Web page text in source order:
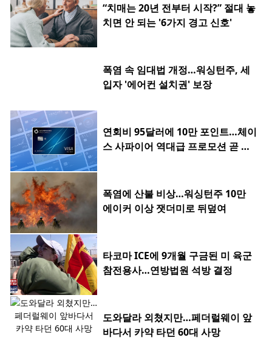
“치매는 20년 전부터 시작?” 절대 놓
치면 안 되는 '6가지 경고 신호'
폭염 속 임대법 개정…워싱턴주, 세
입자 '에어컨 설치권' 보장
연회비 95달러에 10만 포인트…체이
스 사파이어 역대급 프로모션 곧 종
폭염에 산불 비상…워싱턴주 10만
에이커 이상 잿더미로 뒤덮여
타코마 ICE에 9개월 구금된 미 육군
참전용사…연방법원 석방 결정
도와달라 외쳤지만…페더럴웨이 앞
바다서 카약 타던 60대 사망